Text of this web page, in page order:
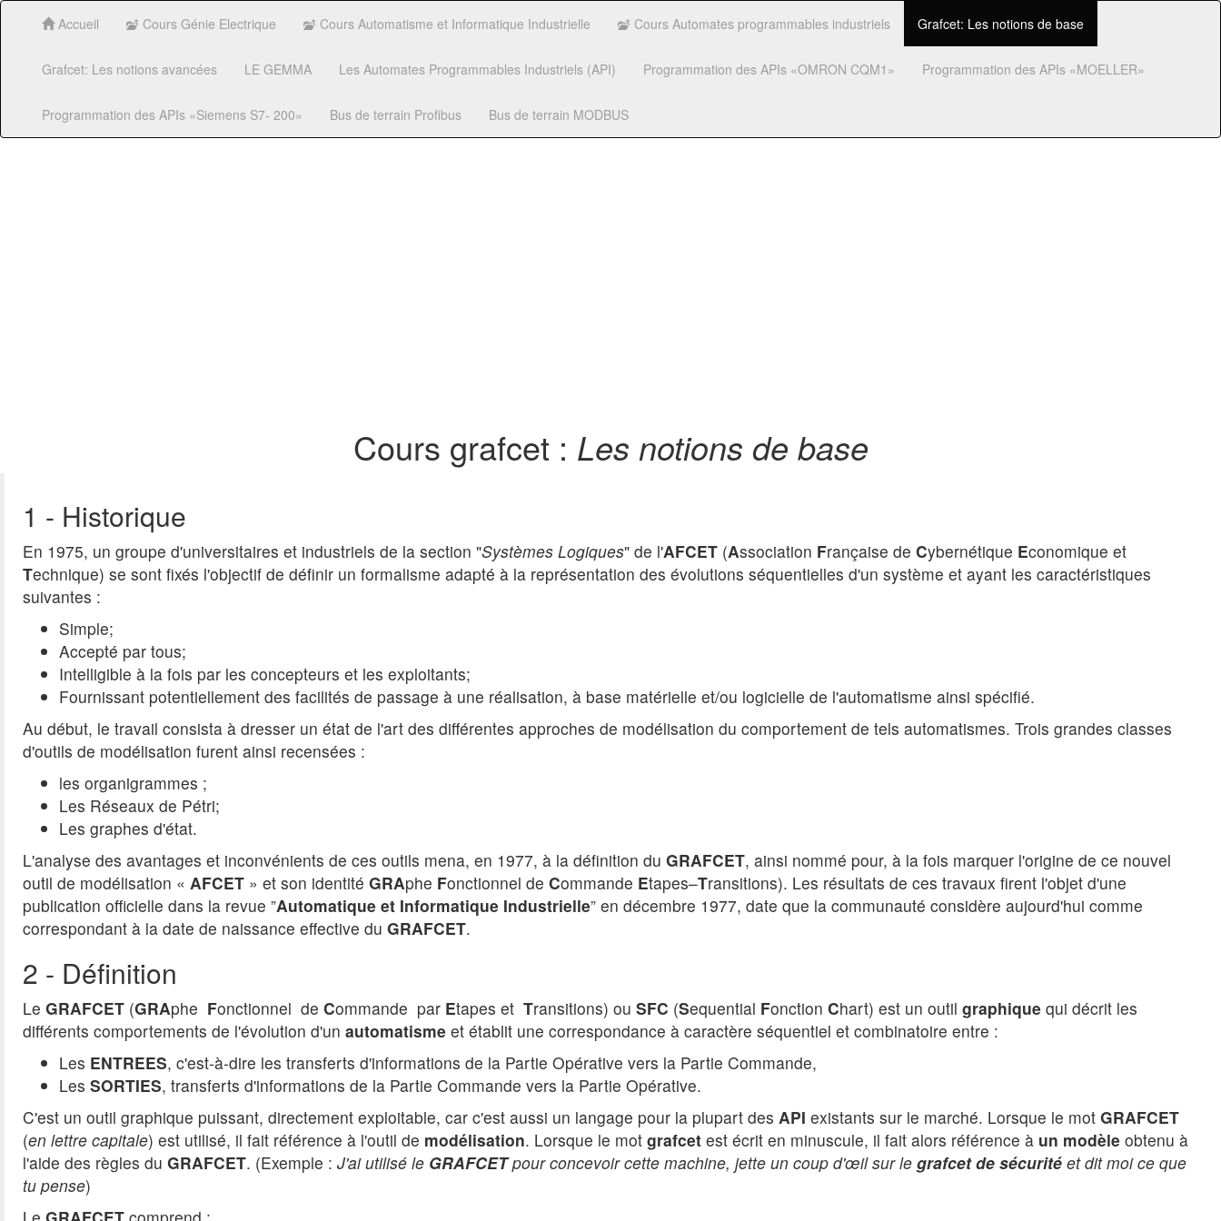
Accueil Cours Génie Electrique Cours Automatisme et Informatique Industrielle Cours Automates programmables industriels Grafcet: Les notions de base(current)
Grafcet: Les notions avancées LE GEMMA Les Automates Programmables Industriels (API) Programmation des APIs «OMRON CQM1» Programmation des APIs «MOELLER»
Programmation des APIs «Siemens S7- 200» Bus de terrain Profibus Bus de terrain MODBUS
Cours grafcet : Les notions de base
1 - Historique
En 1975, un groupe d'universitaires et industriels de la section "Systèmes Logiques" de l'AFCET (Association Française de Cybernétique Economique et
Technique) se sont fixés l'objectif de définir un formalisme adapté à la représentation des évolutions séquentielles d'un système et ayant les caractéristiques
suivantes :
Simple;
Accepté par tous;
Intelligible à la fois par les concepteurs et les exploitants;
Fournissant potentiellement des facilités de passage à une réalisation, à base matérielle et/ou logicielle de l'automatisme ainsi spécifié.
Au début, le travail consista à dresser un état de l'art des différentes approches de modélisation du comportement de tels automatismes. Trois grandes classes
d'outils de modélisation furent ainsi recensées :
les organigrammes ;
Les Réseaux de Pétri;
Les graphes d'état.
L'analyse des avantages et inconvénients de ces outils mena, en 1977, à la définition du GRAFCET, ainsi nommé pour, à la fois marquer l'origine de ce nouvel
outil de modélisation « AFCET » et son identité GRAphe Fonctionnel de Commande Etapes–Transitions). Les résultats de ces travaux firent l'objet d'une
publication officielle dans la revue ”Automatique et Informatique Industrielle” en décembre 1977, date que la communauté considère aujourd'hui comme
correspondant à la date de naissance effective du GRAFCET.
2 - Définition
Le GRAFCET (GRAphe Fonctionnel de Commande par Etapes et Transitions) ou SFC (Sequential Fonction Chart) est un outil graphique qui décrit les
différents comportements de l'évolution d'un automatisme et établit une correspondance à caractère séquentiel et combinatoire entre :
Les ENTREES, c'est-à-dire les transferts d'informations de la Partie Opérative vers la Partie Commande,
Les SORTIES, transferts d'informations de la Partie Commande vers la Partie Opérative.
C'est un outil graphique puissant, directement exploitable, car c'est aussi un langage pour la plupart des API existants sur le marché. Lorsque le mot GRAFCET
(en lettre capitale) est utilisé, il fait référence à l'outil de modélisation. Lorsque le mot grafcet est écrit en minuscule, il fait alors référence à un modèle obtenu à
l'aide des règles du GRAFCET. (Exemple : J'ai utilisé le GRAFCETpour concevoir cette machine, jette un coup d'œil sur le grafcet de sécurité et dit moi ce que
tu pense)